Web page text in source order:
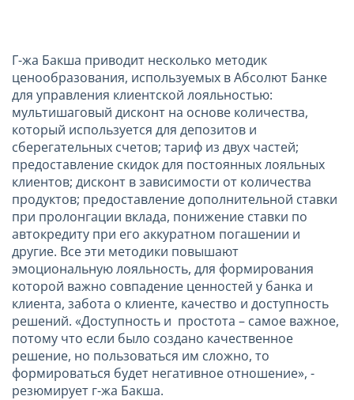
Г-жа Бакша приводит несколько методик
ценообразования, используемых в Абсолют Банке
для управления клиентской лояльностью:
мультишаговый дисконт на основе количества,
который используется для депозитов и
сберегательных счетов; тариф из двух частей;
предоставление скидок для постоянных лояльных
клиентов; дисконт в зависимости от количества
продуктов; предоставление дополнительной ставки
при пролонгации вклада, понижение ставки по
автокредиту при его аккуратном погашении и
другие. Все эти методики повышают
эмоциональную лояльность, для формирования
которой важно совпадение ценностей у банка и
клиента, забота о клиенте, качество и доступность
решений. «Доступность и простота – самое важное,
потому что если было создано качественное
решение, но пользоваться им сложно, то
формироваться будет негативное отношение», -
резюмирует г-жа Бакша.